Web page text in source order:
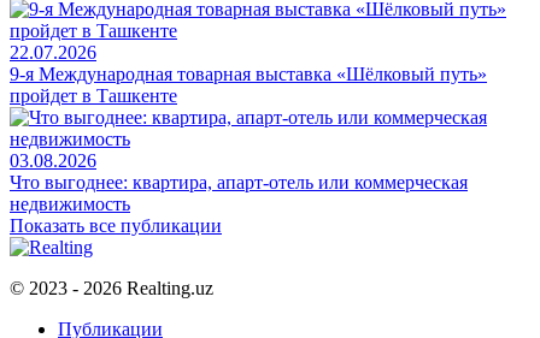
22.07.2026
9-я Международная товарная выставка «Шёлковый путь»
пройдет в Ташкенте
03.08.2026
Что выгоднее: квартира, апарт-отель или коммерческая
недвижимость
Показать все публикации
© 2023 - 2026 Realting.uz
Публикации